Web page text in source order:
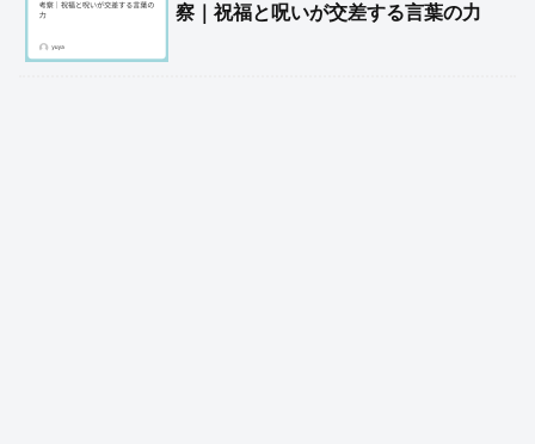
察｜祝福と呪いが交差する言葉の力